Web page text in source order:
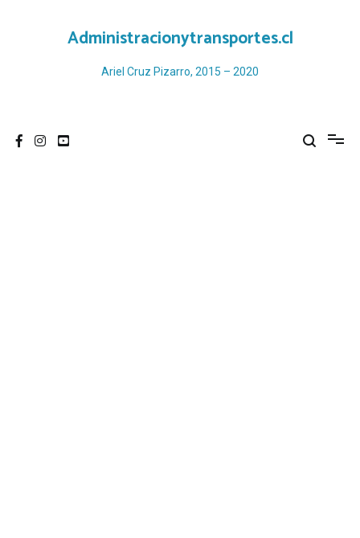
Administracionytransportes.cl
Ariel Cruz Pizarro, 2015 – 2020